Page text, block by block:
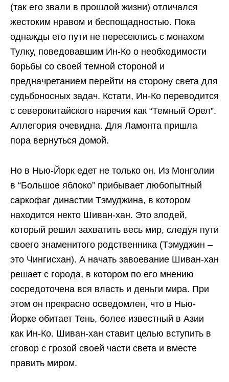
(так его звали в прошлой жизни) отличался
жестоким нравом и беспощадностью. Пока
однажды его пути не пересеклись с монахом
Тулку, поведовавшим Ин-Ко о необходимости
борьбы со своей темной стороной и
предначретанием перейти на сторону света для
судьбоносных задач. Кстати, Ин-Ко переводится
с северокитайского наречия как “Темный Орел”.
Аллегория очевидна. Для Ламонта пришла
пора вернуться домой.
Но в Нью-Йорк едет не только он. Из Монголии
в “Большое яблоко” прибывает любопытный
саркофаг династии Тэмуджина, в котором
находится некто Шиван-хан. Это злодей,
который решил захватить весь мир, следуя пути
своего знаменитого родственника (Тэмуджин –
это Чингисхан). А начать завоевание Шиван-хан
решает с города, в котором по его мнению
сосредоточена вся власть и деньги мира. При
этом он прекрасно осведомлен, что в Нью-
Йорке обитает Тень, более известный в Азии
как Ин-Ко. Шиван-хан ставит целью вступить в
сговор с грозой своей части света и вместе
править миром.